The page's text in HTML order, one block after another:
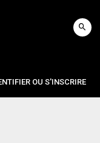
OU S'INSCRIRE